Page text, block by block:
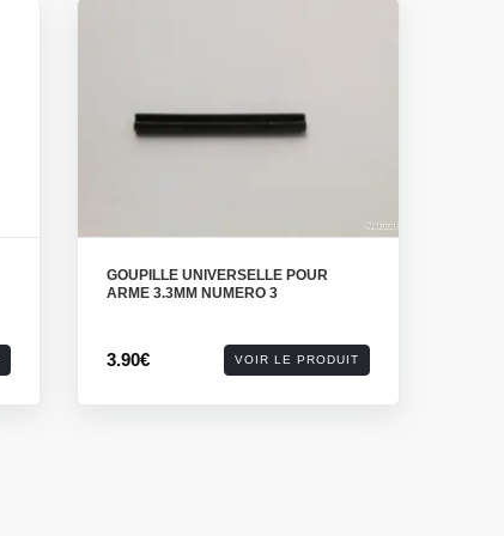
GOUPILLE UNIVERSELLE POUR
ARME 3.3MM NUMERO 3
3.90€ VOIR LE PRODUIT